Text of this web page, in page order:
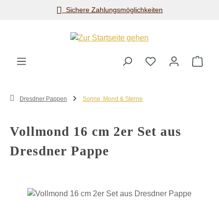
Zum Hauptinhalt springenSichere Zahlungsmöglichkeiten
Dresdner Pappen Sonne, Mond & Sterne
Vollmond 16 cm 2er Set aus
Dresdner Pappe
Bildergalerie überspringen